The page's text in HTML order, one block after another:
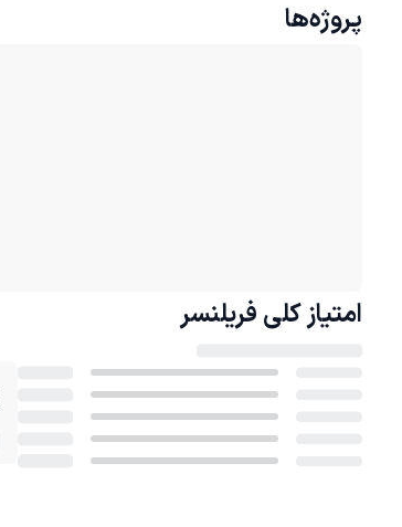
پروژه‌ها
امتیاز کلی فریلنسر